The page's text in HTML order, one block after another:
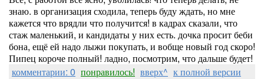
знаю. в организация сходила, теперь буду ждать, но мне
кажется что врядли что получится! в кадрах сказали, что
стаж маленький, и кандидаты у них есть. дочка просит беби
бона, ещё ей надо лыжи покупать, и вобще новый год скоро!
Пипец короче полный! ладно, посмотрим, что дальше будет!
комментарии: 0 понравилось! вверх^ к полной версии